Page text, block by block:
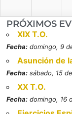
PRÓXIMOS
XIX T.O.
Fecha: domingo, 9
Asunción de
Fecha: sábado, 15
XX T.O.
Fecha: domingo, 16